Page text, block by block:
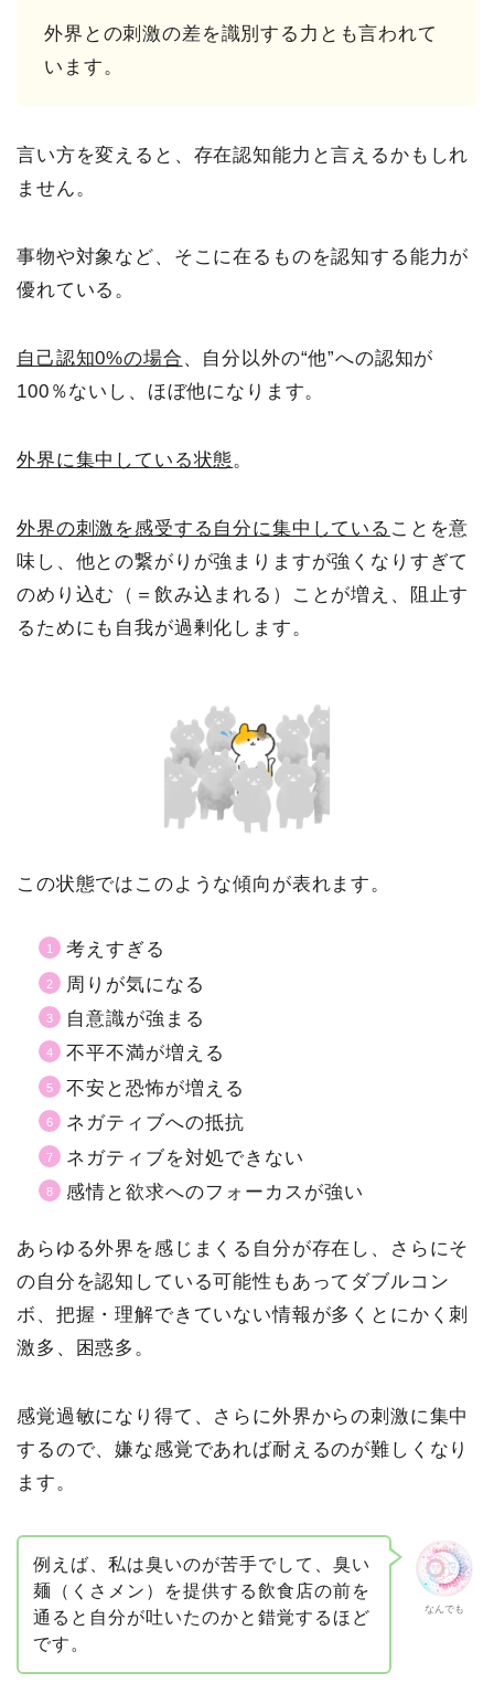
外界との刺激の差を識別する力とも言われて
います。
言い方を変えると、存在認知能力と言えるかもしれ
ません。
事物や対象など、そこに在るものを認知する能力が
優れている。
自己認知0%の場合 、自分以外の“他”への認知が
100％ないし、ほぼ他になります。
外界に集中している状態。
外界の刺激を感受する自分に集中している ことを意
味し、他との繋がりが強まりますが強くなりすぎて
のめり込む（＝飲み込まれる）ことが増え、阻止す
るためにも自我が過剰化します。
この状態ではこのような傾向が表れます。
考えすぎる
周りが気になる
自意識が強まる
不平不満が増える
不安と恐怖が増える
ネガティブへの抵抗
ネガティブを対処できない
感情と欲求へのフォーカスが強い
あらゆる外界を感じまくる自分が存在し、さらにそ
の自分を認知している可能性もあってダブルコン
ボ、把握・理解できていない情報が多くとにかく刺
激多、困惑多。
感覚過敏になり得て、さらに外界からの刺激に集中
するので、嫌な感覚であれば耐えるのが難しくなり
ます。
なんでも
例えば、私は臭いのが苦手でして、臭い
麺（くさメン）を提供する飲食店の前を
通ると自分が吐いたのかと錯覚するほど
です。